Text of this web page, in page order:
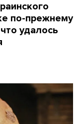
по-прежнему
удалось